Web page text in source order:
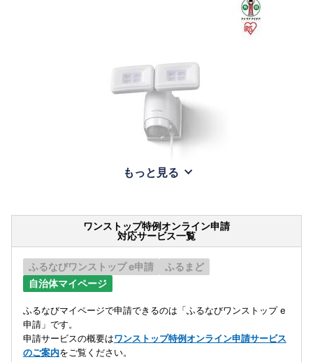
もっと見る
ワンストップ特例オンライン申請
対応サービス一覧
ふるなびワンストップ e申請
ふるまど
自治体マイページ
ふるなびマイページで申請できるのは「ふるなびワンストップ e
申請」です。
申請サービスの概要はワンストップ特例オンライン申請サービス
のご案内をご覧ください。